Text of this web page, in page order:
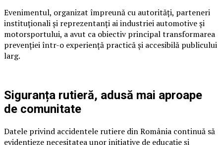
Evenimentul, organizat împreună cu autorități, parteneri
instituționali și reprezentanți ai industriei automotive și
motorsportului, a avut ca obiectiv principal transformarea
prevenției într-o experiență practică și accesibilă publicului
larg.
Siguranța rutieră, adusă mai aproape
de comunitate
Datele privind accidentele rutiere din România continuă să
evidențieze necesitatea unor inițiative de educație și